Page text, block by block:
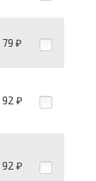
79 ₽
92 ₽
92 ₽